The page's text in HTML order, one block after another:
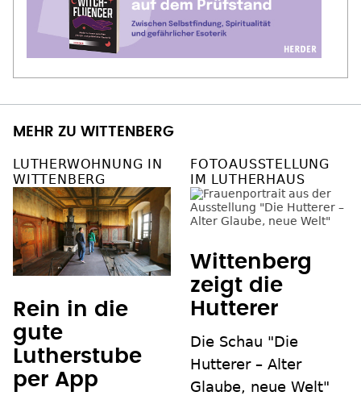
MEHR ZU WITTENBERG
LUTHERWOHNUNG IN
WITTENBERG
Rein in die
gute
Lutherstube
per App
FOTOAUSSTELLUNG
IM LUTHERHAUS
Wittenberg
zeigt die
Hutterer
Die Schau "Die
Hutterer – Alter
Glaube, neue Welt"